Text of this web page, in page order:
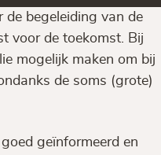
de begeleiding van de
voor de toekomst. Bij
mogelijk maken om bij
de soms (grote)
geïnformeerd en